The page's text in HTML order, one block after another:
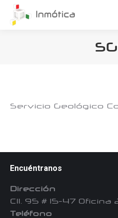
Servicio Geológico
Encuéntranos
Dirección
Cll. 95 # 15-47 Oficina
Teléfono